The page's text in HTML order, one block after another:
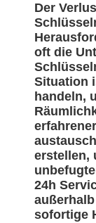
Der
oft die
Situation
handeln,
erstellen,
24h
sofortige